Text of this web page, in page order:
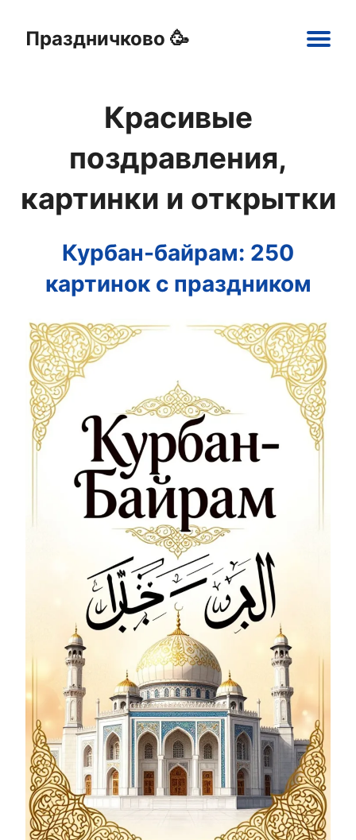
Праздничково 🥳
navigation
Открытки
Картинки
Шаблоны
Праздники
Красивые
поздравления,
картинки и открытки
Курбан-байрам: 250
картинок с праздником